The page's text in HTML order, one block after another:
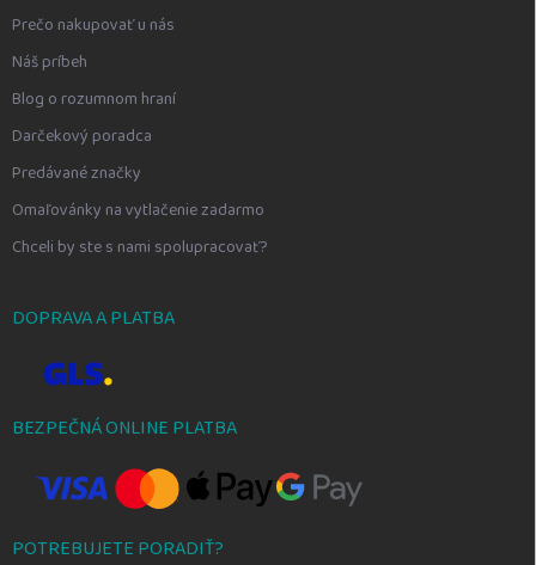
Prečo nakupovať u nás
Náš príbeh
Blog o rozumnom hraní
Darčekový poradca
Predávané značky
Omaľovánky na vytlačenie zadarmo
Chceli by ste s nami spolupracovať?
DOPRAVA A PLATBA
BEZPEČNÁ ONLINE PLATBA
POTREBUJETE PORADIŤ?